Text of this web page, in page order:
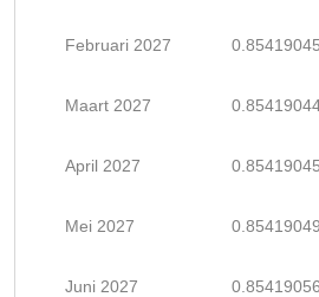
Februari 2027
Maart 2027
April 2027
Mei 2027
Juni 2027